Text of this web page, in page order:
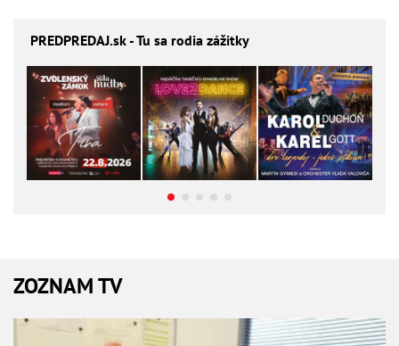
PREDPREDAJ.sk - Tu sa rodia zážitky
ZOZNAM TV